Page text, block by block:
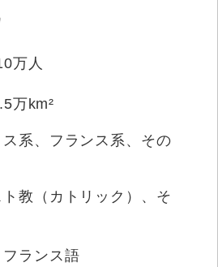
万人
万km²
ス系、フランス系、その
教（カトリック）、そ
ランス語